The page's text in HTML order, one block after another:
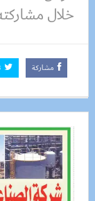
خلال
مشاركة